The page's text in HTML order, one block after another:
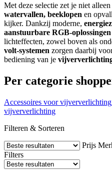
Met deze selectie zet je niet alleen
watervallen, beeklopen en
kijker. Dankzij moderne,
aanstuurbare RGB-oplossingen
lichteffecten, zowel boven als
volt-systemen zorgen daarbij
bediening van je
Per categorie
Accessoires voor vijververlichting
vijververlichting
Filteren & Sorteren
Prijs
Filters